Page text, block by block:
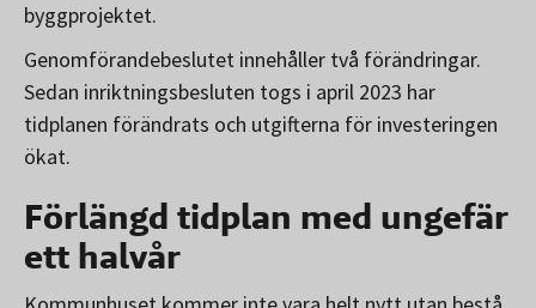
byggprojektet.
Genomförandebeslutet innehåller två förändringar.
Sedan inriktningsbesluten togs i april 2023 har
tidplanen förändrats och utgifterna för investeringen
ökat.
Förlängd tidplan med ungefär
ett halvår